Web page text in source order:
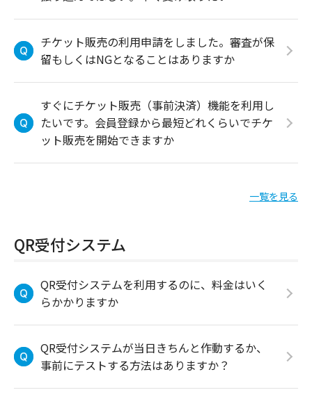
チケット販売の利用申請をしました。審査が保
留もしくはNGとなることはありますか
すぐにチケット販売（事前決済）機能を利用し
たいです。会員登録から最短どれくらいでチケ
ット販売を開始できますか
一覧を見る
QR受付システム
QR受付システムを利用するのに、料金はいく
らかかりますか
QR受付システムが当日きちんと作動するか、
事前にテストする方法はありますか？